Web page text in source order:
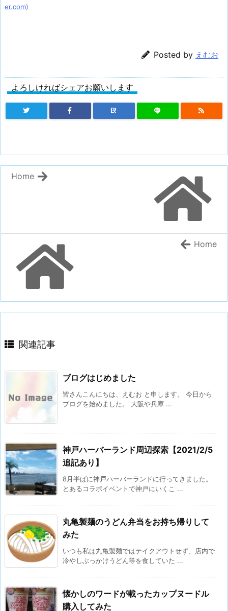
er.com)
Posted by えむお
よろしければシェアお願いします
B!
Home
Home
関連記事
ブログはじめました
皆さんこんにちは、えむお と申します。 今日から
ブログを始めました。 大阪や兵庫 ...
神戸ハーバーランド周辺探索【2021/2/5
追記あり】
8月半ばに神戸ハーバーランドに行ってきました。
とあるコラボイベントで神戸にいくこ ...
丸亀製麺のうどん弁当をお持ち帰りして
みた
いつも私は丸亀製麺ではテイクアウトせず、店内で
冷やしぶっかけうどん等を食していた ...
懐かしのワードが載ったカップヌードル
購入してみた